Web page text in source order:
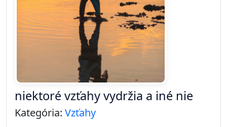
niektoré vzťahy vydržia a iné nie
Kategória: Vzťahy